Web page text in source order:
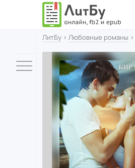
ЛитБу › Любовные романы ›